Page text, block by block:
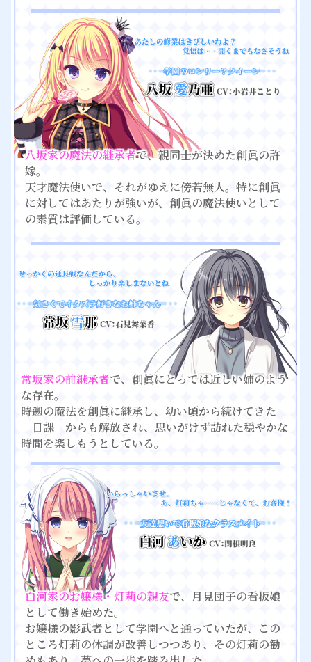
八坂家の魔法の継承者で、親同士が決めた創眞の許
嫁。
天才魔法使いで、それがゆえに傍若無人。特に創眞
に対してはあたりが強いが、創眞の魔法使いとして
の素質は評価している。
常坂家の前継承者で、創眞にとっては近しい姉のよう
な存在。
時遡の魔法を創眞に継承し、幼い頃から続けてきた
「日課」からも解放され、思いがけず訪れた穏やかな
時間を楽しもうとしている。
白河家のお嬢様・灯莉の親友で、月見団子の看板娘
として働き始めた。
お嬢様の影武者として学園へと通っていたが、この
ところ灯莉の体調が改善しつつあり、その灯莉の勧